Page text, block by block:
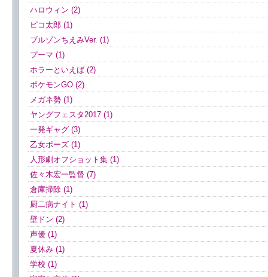
ハロウィン (2)
ピコ太郎 (1)
ブルゾンちえみVer. (1)
プーマ (1)
ホラーといえば (2)
ポケモンGO (2)
メガネ勢 (1)
ヤングフェスタ2017 (1)
一発ギャグ (3)
乙女ポーズ (1)
人形劇オフショット集 (1)
佐々木宏一監督 (7)
倉庫掃除 (1)
厨二病ナイト (1)
壁ドン (2)
声優 (1)
夏休み (1)
学校 (1)